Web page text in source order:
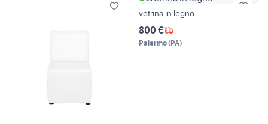
vetrina in legno
800 €
Palermo(PA)